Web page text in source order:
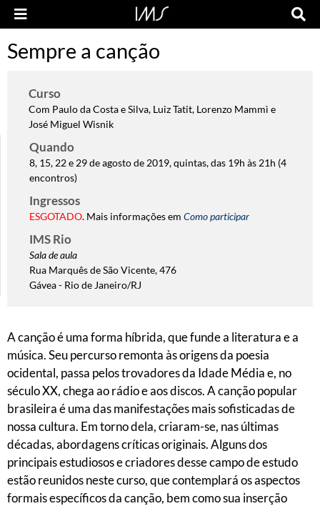
Sempre a canção
Curso
Com Paulo da Costa e Silva, Luiz Tatit, Lorenzo Mammì e
José Miguel Wisnik
Quando
8, 15, 22 e 29 de agosto de 2019, quintas, das 19h às 21h (4
encontros)
Ingressos
ESGOTADO. Mais informações em Como participar
IMS Rio
Sala de aula
Rua Marquês de São Vicente, 476
Gávea - Rio de Janeiro/RJ
A canção é uma forma híbrida, que funde a literatura e a
música. Seu percurso remonta às origens da poesia
ocidental, passa pelos trovadores da Idade Média e, no
século XX, chega ao rádio e aos discos. A canção popular
brasileira é uma das manifestações mais sofisticadas de
nossa cultura. Em torno dela, criaram-se, nas últimas
décadas, abordagens críticas originais. Alguns dos
principais estudiosos e criadores desse campo de estudo
estão reunidos neste curso, que contemplará os aspectos
formais específicos da canção, bem como sua inserção